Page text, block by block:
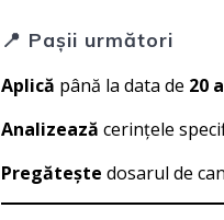
📍 Pașii următori
Aplică până la data de 20
Analizează cerințele
Pregătește dosarul de